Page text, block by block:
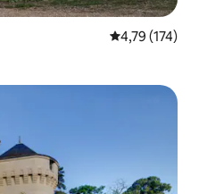
Gemiddelde
4,79 (174)